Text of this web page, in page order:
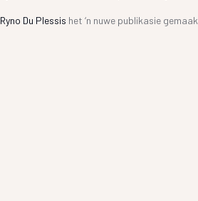
Ryno Du Plessis het ‘n nuwe publikasie gemaak